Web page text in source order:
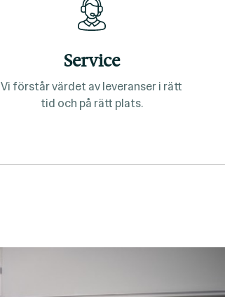
Service
Vi förstår värdet av leveranser i rätt
tid och på rätt plats.